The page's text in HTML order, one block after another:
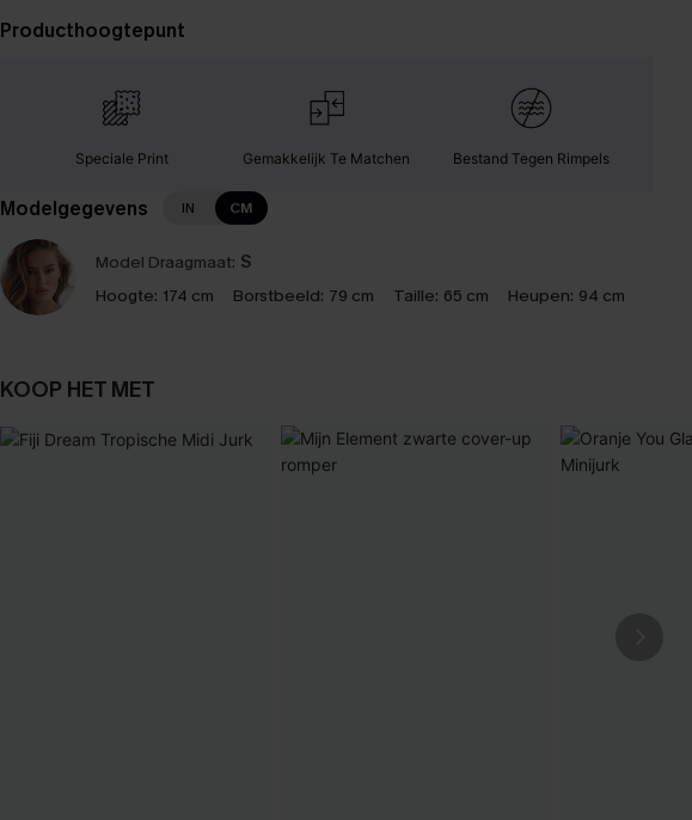
Producthoogtepunt
Speciale Print Gemakkelijk Te Matchen Bestand Tegen Rimpels
Modelgegevens IN CM
Model Draagmaat: S
Hoogte: 174 cm Borstbeeld: 79 cm Taille: 65 cm Heupen: 94 cm
KOOP HET MET